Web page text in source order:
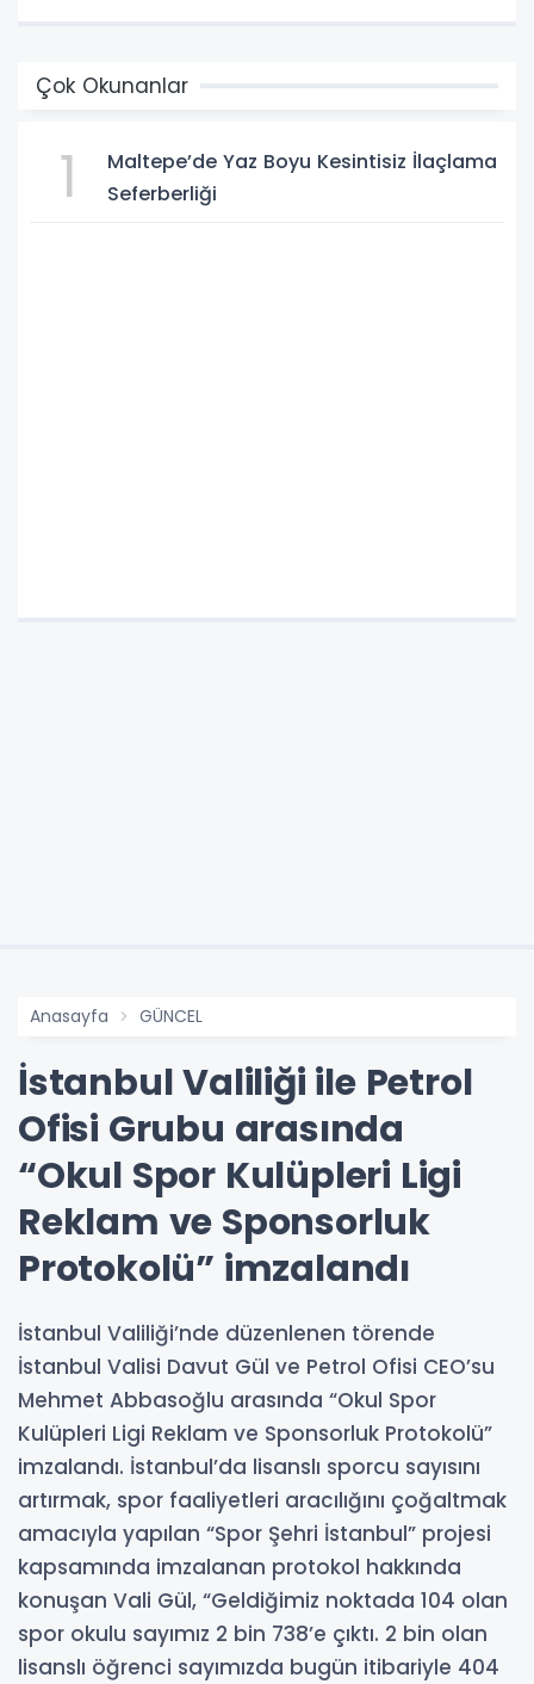
Çok Okunanlar
1
Maltepe’de Yaz Boyu Kesintisiz İlaçlama
Seferberliği
Anasayfa GÜNCEL
İstanbul Valiliği ile Petrol
Ofisi Grubu arasında
“Okul Spor Kulüpleri Ligi
Reklam ve Sponsorluk
Protokolü” imzalandı
İstanbul Valiliği’nde düzenlenen törende
İstanbul Valisi Davut Gül ve Petrol Ofisi CEO’su
Mehmet Abbasoğlu arasında “Okul Spor
Kulüpleri Ligi Reklam ve Sponsorluk Protokolü”
imzalandı. İstanbul’da lisanslı sporcu sayısını
artırmak, spor faaliyetleri aracılığını çoğaltmak
amacıyla yapılan “Spor Şehri İstanbul” projesi
kapsamında imzalanan protokol hakkında
konuşan Vali Gül, “Geldiğimiz noktada 104 olan
spor okulu sayımız 2 bin 738’e çıktı. 2 bin olan
lisanslı öğrenci sayımızda bugün itibariyle 404